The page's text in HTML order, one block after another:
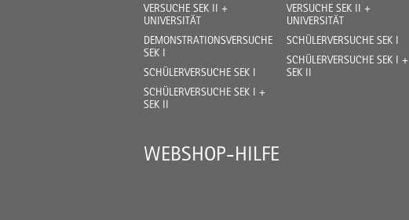
VERSUCHE SEK II +
UNIVERSITÄT
DEMONSTRATIONSVERSUCHE
SEK I
SCHÜLERVERSUCHE SEK I
SCHÜLERVERSUCHE SEK I +
SEK II
VERSUCHE SEK II +
UNIVERSITÄT
SCHÜLERVERSUCHE SEK I
SCHÜLERVERSUCHE SEK I +
SEK II
WEBSHOP-HILFE